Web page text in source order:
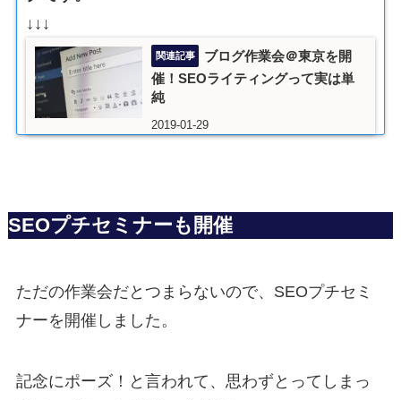
↓↓↓
ブログ作業会＠東京を開
催！SEOライティングって実は単
純
2019-01-29
SEOプチセミナーも開催
ただの作業会だとつまらないので、SEOプチセミ
ナーを開催しました。
記念にポーズ！と言われて、思わずとってしまっ